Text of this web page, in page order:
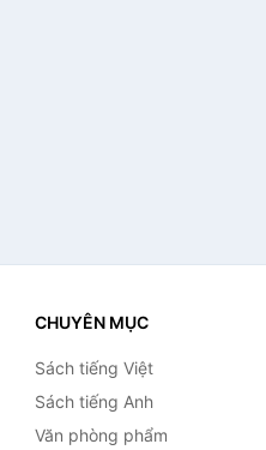
CHUYÊN MỤC
Sách tiếng Việt
Sách tiếng Anh
Văn phòng phẩm